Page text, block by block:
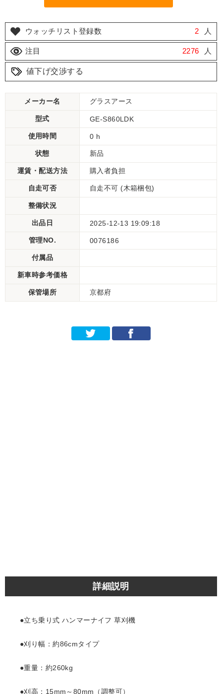
ウォッチリスト登録数 2 人
注目 2276 人
値下げ交渉する
メーカー名 グラスアース
型式 GE-S860LDK
使用時間 0 h
状態 新品
運賃・配送方法 購入者負担
自走可否 自走不可 (木箱梱包)
整備状況
出品日 2025-12-13 19:09:18
管理NO. 0076186
付属品
新車時参考価格
保管場所 京都府
詳細説明
●立ち乗り式 ハンマーナイフ 草刈機
●刈り幅：約86cmタイプ
●重量：約260kg
●刈高：15mm～80mm（調整可）